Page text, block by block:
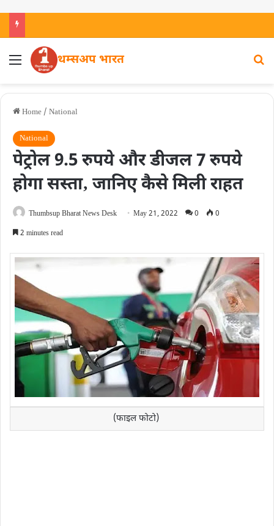
थम्सअप भारत
Home / National
National
पेट्रोल 9.5 रुपये और डीजल 7 रुपये
होगा सस्ता‚ जानिए कैसे मिली राहत
Thumbsup Bharat News Desk May 21, 2022 0
0
2 minutes read
(फाइल फोटो)